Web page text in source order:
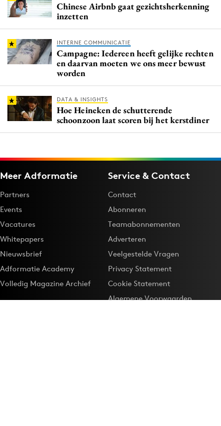
Chinese Airbnb gaat gezichtsherkenning
inzetten
INTERNE COMMUNICATIE
Campagne: Iedereen heeft gelijke rechten
en daarvan moeten we ons meer bewust
worden
DATA & INSIGHTS
Hoe Heineken de schutterende
schoonzoon laat scoren bij het kerstdiner
Meer Adformatie
Partners
Events
Vacatures
Whitepapers
Nieuwsbrief
Adformatie Academy
Volledig Magazine Archief
Service & Contact
Contact
Abonneren
Teamabonnementen
Adverteren
Veelgestelde Vragen
Privacy Statement
Cookie Statement
Algemene Voorwaarden